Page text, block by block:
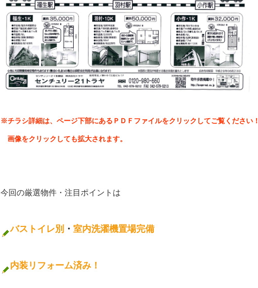
※チラシ詳細は、ページ下部にあるＰＤＦファイルをクリックしてご覧ください！
画像をクリックしても拡大されます。
今回の厳選物件・注目ポイントは
バストイレ別 ・ 室内洗濯機置場完備
内装リフォーム済み！